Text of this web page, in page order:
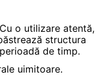
o utilizare atentă,
structura
de timp.
uimitoare.